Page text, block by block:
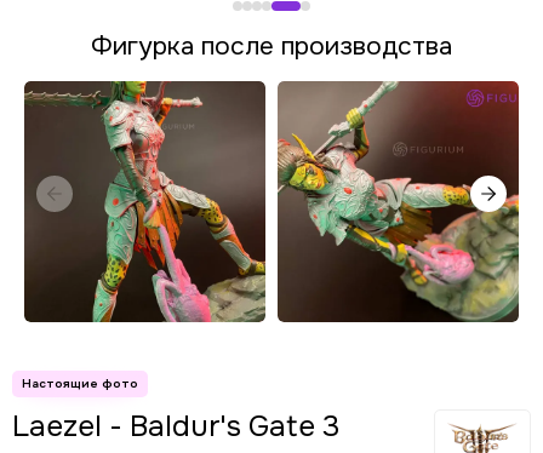
Фигурка после производства
Laezel - Baldur's Gate 3